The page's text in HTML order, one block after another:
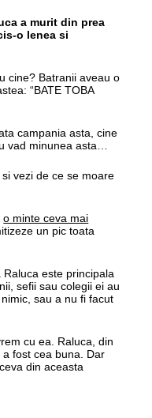
a murit din prea
o lenea si
cine? Batranii aveau o
“BATE TOBA
campania asta, cine
vad minunea asta…
si vezi de ce se moare
o minte ceva mai
un pic toata
este principala
sefii sau colegii ei au
sau a nu fi facut
cu ea. Raluca, din
fost cea buna. Dar
din aceasta